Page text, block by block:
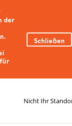
der
Schließen
Nicht Ihr